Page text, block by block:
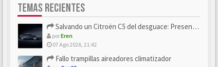
TEMAS RECIENTES
Salvando un Citroën C5 del desguace: Presentación y seguimiento
porEren
07 Ago 2026, 21:42
Fallo trampillas aireadores climatizador